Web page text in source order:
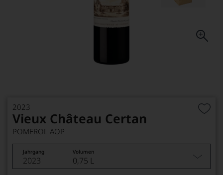
2023
Vieux Château Certan
POMEROL AOP
Jahrgang Volumen
2023 0,75 L